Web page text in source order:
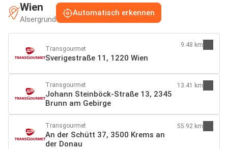
Wien
Alsergrund
Automatisch erkennen
Transgourmet
Sverigestraße 11, 1220 Wien
9.48 km
Transgourmet
Johann Steinböck-Straße 13, 2345
Brunn am Gebirge
13.41 km
Transgourmet
An der Schütt 37, 3500 Krems an
der Donau
55.92 km